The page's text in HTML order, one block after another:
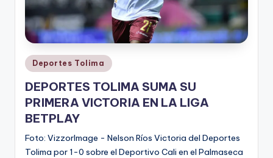
Publicado
en
Deportes Tolima
DEPORTES TOLIMA SUMA SU
PRIMERA VICTORIA EN LA LIGA
BETPLAY
Foto: VizzorImage - Nelson Ríos Victoria del Deportes
Tolima por 1-0 sobre el Deportivo Cali en el Palmaseca